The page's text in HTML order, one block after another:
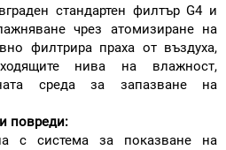
стандартен филтър G4 и
чрез атомизиране на
филтрира праха от въздуха,
нива на влажност,
среда за запазване на
повреди:
с система за показване на